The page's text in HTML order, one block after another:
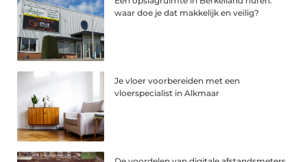
waar doe je dat makkelijk en veilig?
Je vloer voorbereiden met een
vloerspecialist in Alkmaar